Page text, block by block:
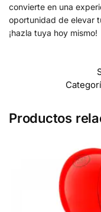
convierte en una
oportunidad de elevar
¡hazla tuya hoy mismo!
Productos